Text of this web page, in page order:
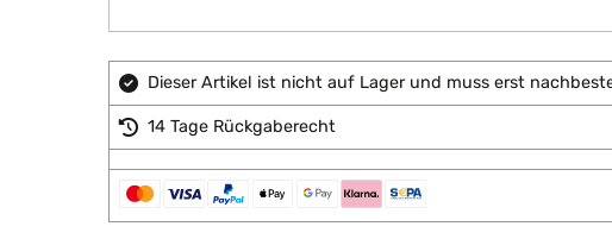
Dieser Artikel ist nicht auf Lager und muss erst
14 Tage Rückgaberecht